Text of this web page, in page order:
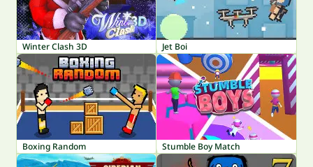
Winter Clash 3D Jet Boi
Boxing Random Stumble Boy Match